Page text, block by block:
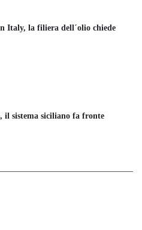
Italy, la filiera dell´olio chiede
il sistema siciliano fa fronte